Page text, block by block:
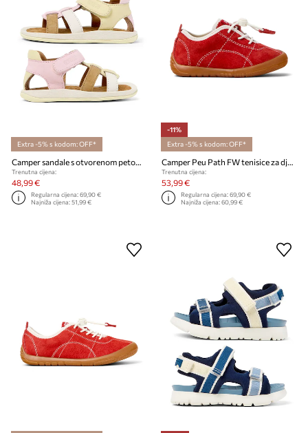
Extra -5% s kodom: OFF*
Trenutna cijena:
48,99 €
Regularna cijena:69,90 €
Najniža cijena:51,99 €
-11%
Extra -5% s kodom: OFF*
Trenutna cijena:
53,99 €
Regularna cijena:69,90 €
Najniža cijena:60,99 €